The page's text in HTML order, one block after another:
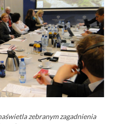
zebranym zagadnienia